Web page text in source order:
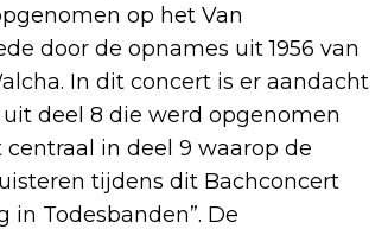
op het Van
door de opnames uit 1956 van
In dit concert is er aandacht
deel 8 die werd opgenomen
in deel 9 waarop de
tijdens dit Bachconcert
in Todesbanden”. De